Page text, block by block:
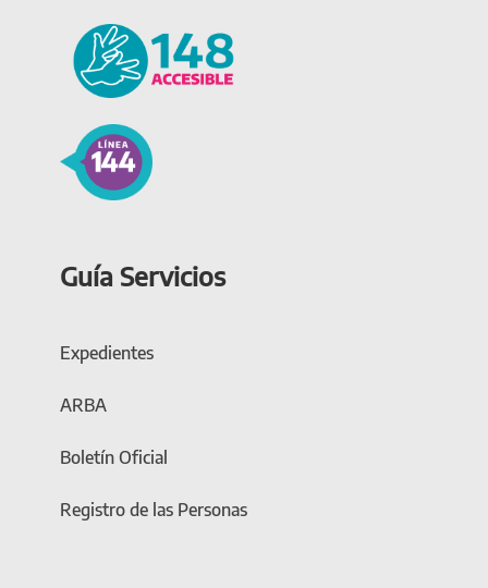
Guía Servicios
Expedientes
ARBA
Boletín Oficial
Registro de las Personas